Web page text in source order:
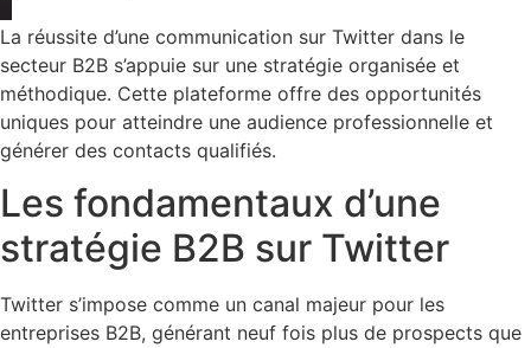
La réussite d’une communication sur Twitter dans le
secteur B2B s’appuie sur une stratégie organisée et
méthodique. Cette plateforme offre des opportunités
uniques pour atteindre une audience professionnelle et
générer des contacts qualifiés.
Les fondamentaux d’une
stratégie B2B sur Twitter
Twitter s’impose comme un canal majeur pour les
entreprises B2B, générant neuf fois plus de prospects que